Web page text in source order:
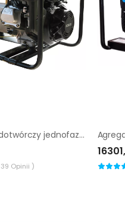
Agregat prądotwórczy jednofazowy Sumera Motor SMG-3M-K
39 Opinii )